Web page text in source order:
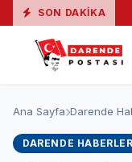
SON DAKIKA
19 Yaralı
Ana Sayfa Darende
DARENDE